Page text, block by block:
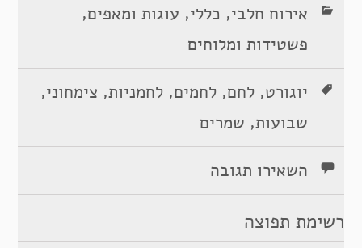
אירוח חלבי, כללי, עוגות ומאפים,
פשטידות ומלוחים
יוגורט,לחם,לחמים,לחמניות, צימחוני,
שבועות, שמרים
השאירו תגובה
רשימת תפוצה